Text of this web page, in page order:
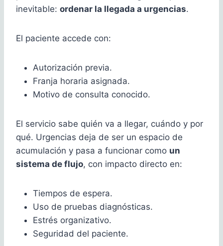
inevitable: ordenar la llegada a urgencias.
El paciente accede con:
Autorización previa.
Franja horaria asignada.
Motivo de consulta conocido.
El servicio sabe quién va a llegar, cuándo y por
qué. Urgencias deja de ser un espacio de
acumulación y pasa a funcionar como un
sistema de flujo, con impacto directo en:
Tiempos de espera.
Uso de pruebas diagnósticas.
Estrés organizativo.
Seguridad del paciente.